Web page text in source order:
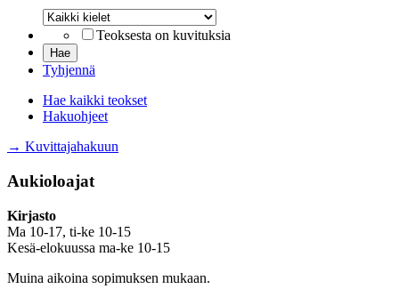
Kieli
Teoksesta on kuvituksia
Tyhjennä
Hae kaikki teokset
Hakuohjeet
→ Kuvittajahakuun
Aukioloajat
Kirjasto
Ma 10-17, ti-ke 10-15
Kesä-elokuussa ma-ke 10-15
Muina aikoina sopimuksen mukaan.